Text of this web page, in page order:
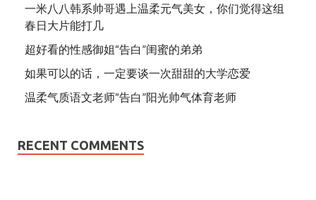
一米八八韩系帅哥遇上温柔元气美女，你们觉得这组
春日大片能打几
超好看的性感御姐“告白”闺蜜的弟弟
如果可以的话，一定要谈一次甜甜的大学恋爱
温柔气质语文老师“告白”阳光帅气体育老师
RECENT COMMENTS